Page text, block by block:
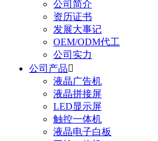
公司简介
资历证书
发展大事记
OEM/ODM代工
公司实力
公司产品
液晶广告机
液晶拼接屏
LED显示屏
触控一体机
液晶电子白板